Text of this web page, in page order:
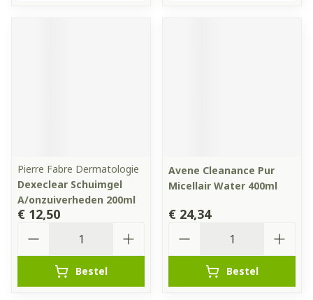
Pierre Fabre Dermatologie
Dexeclear Schuimgel
A/onzuiverheden 200ml
€ 12,50
Bestel
Avene Cleanance Pur
Micellair Water 400ml
€ 24,34
Bestel